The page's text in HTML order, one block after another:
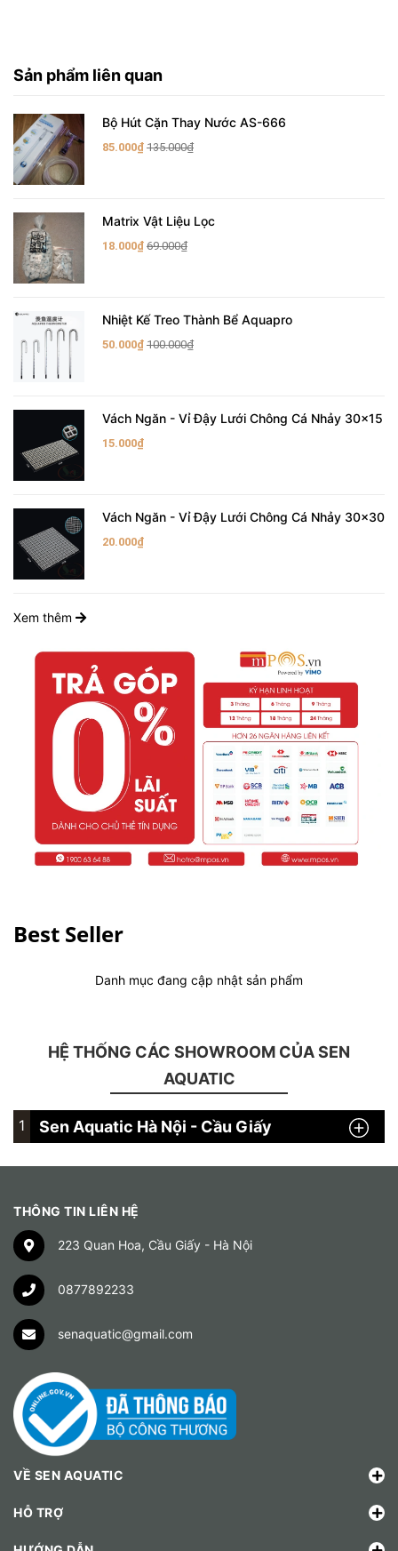
Sản phẩm liên quan
Bộ Hút Cặn Thay Nước AS-666
85.000₫ 135.000₫
Matrix Vật Liệu Lọc
18.000₫ 69.000₫
Nhiệt Kế Treo Thành Bể Aquapro
50.000₫ 100.000₫
Vách Ngăn - Vỉ Đậy Lưới Chông Cá Nhảy 30x15
15.000₫
Vách Ngăn - Vỉ Đậy Lưới Chông Cá Nhảy 30x30
20.000₫
Xem thêm
Best Seller
Danh mục đang cập nhật sản phẩm
HỆ THỐNG CÁC SHOWROOM CỦA SEN
AQUATIC
1 Sen Aquatic Hà Nội - Cầu Giấy
THÔNG TIN LIÊN HỆ
223 Quan Hoa, Cầu Giấy - Hà Nội
0877892233
senaquatic@gmail.com
VỀ SEN AQUATIC
HỖ TRỢ